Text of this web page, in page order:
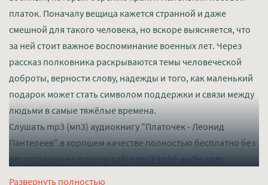
платок. Поначалу вещица кажется странной и даже
смешной для такого человека, но вскоре выясняется, что
за ней стоит важное воспоминание военных лет. Через
рассказ полковника раскрываются темы человеческой
доброты, верности слову, надежды и того, как маленький
подарок может стать символом поддержки и связи между
людьми в самые тяжёлые времена.
Слушать mp3 (мп3) аудиокнигу "Платочек - Леонид
Пантелеев" в хорошем качестве полностью бесплатно без
регистрации на лучшем сайте mp3-knigi-audio.com
Развернуть полностью